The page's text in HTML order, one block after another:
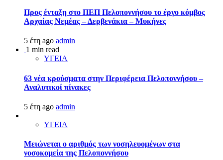
Προς ένταξη στο ΠΕΠ Πελοποννήσου το έργο κόμβος
Αρχαίας Νεμέας – Δερβενάκια – Μυκήνες
5 έτη ago admin
1 min read
ΥΓΕΙΑ
63 νέα κρούσματα στην Περιφέρεια Πελοποννήσου –
Αναλυτικοί πίνακες
5 έτη ago admin
ΥΓΕΙΑ
Μειώνεται ο αριθμός των νοσηλευομένων στα
νοσοκομεία της Πελοποννήσου